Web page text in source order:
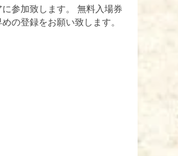
参加致します。 無料入場券
の登録をお願い致します。